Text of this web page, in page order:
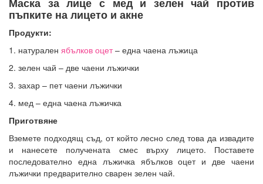
пъпките на лицето и акне
Продукти:
1. натурален ябълков оцет– една чаена лъжица
2. зелен чай – две чаени лъжички
3. захар – пет чаени лъжички
4. мед – една чаена лъжичка
Приготвяне
Вземете подходящ съд, от който лесно след това да извадите
и нанесете получената смес върху лицето. Поставете
последователно една лъжичка ябълков оцет и две чаени
лъжички предварително сварен зелен чай.